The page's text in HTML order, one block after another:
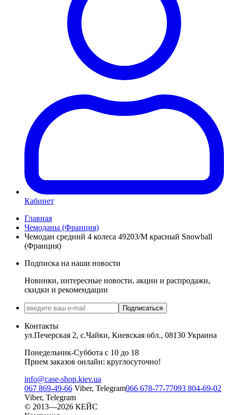
Кабинет
Главная
Чемоданы (Франция)
Чемодан средний 4 колеса 49203/M красный Snowball
(Франция)
Подписка на наши новости
Новинки, интересные новости, акции и распродажи,
скидки и рекомендации
Подписаться
Контакты
ул.Печерская 2, с.Чайки, Киевская обл., 08130 Украина
Понедельник-Суббота с 10 до 18
Прием заказов онлайн: круглосуточно!
info@case-shop.kiev.ua
067 869-49-66 Viber, Telegram066 678-77-77093 804-69-02
Viber, Telegram
© 2013—2026 КЕЙС